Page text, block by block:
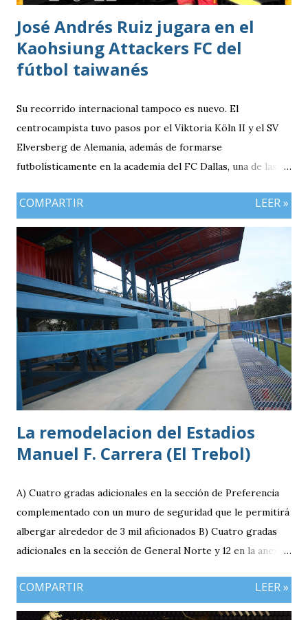
José Andrés Ruiz jugara en el
Kaohsiung Attackers FC del
fútbol taiwanés
Su recorrido internacional tampoco es nuevo. El
centrocampista tuvo pasos por el Viktoria Köln II y el SV
Elversberg de Alemania, además de formarse
futbolísticamente en la academia del FC Dallas, una de las
experiencia que marcó el inicio de su desarrollo como
profesional. Ahora, el guatemalteco se incorpora al
Kaohsiung Attackers FC, una institución de crecimiento
reciente dentro del fútbol taiwanés. El club nació en 2016
con su equipo femenino y fue hasta 2025 cuando creó su
rama masculina, la cual comenzó su recorrido en la Segunda
División antes de conseguir el ascenso a la máxima
categoría.
COMPARTIR LEER »
La remodelacion del Estadios
Manuel F. Carrera (El Trebol)
A) Cuatro gradas adicionales en la sección de Preferencia
complementado con un muro de seguridad que le permitirá
albergar alrededor de 3 mil aficionados B) Cuatro gradas
adicionales en la sección de General Norte y 12 en la anexa
El área de la General Sur con entrada independiente será
ahora la localidad para los visitantes. En resumen el aforo
COMPARTIR LEER »